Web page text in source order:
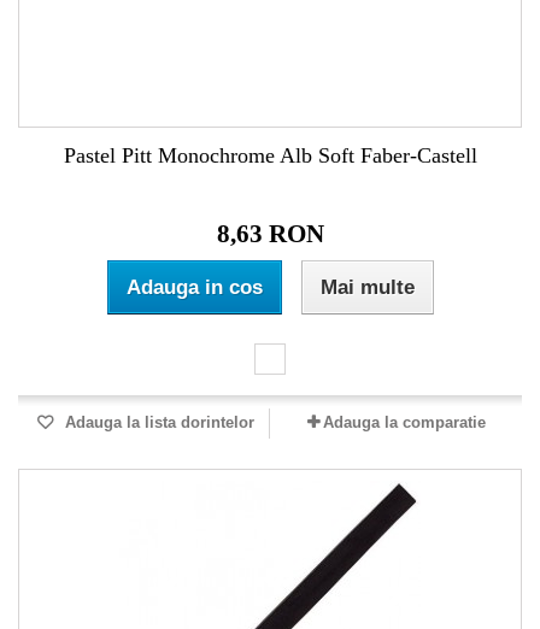
Pastel Pitt Monochrome Alb Soft Faber-Castell
8,63 RON
Adauga in cos Mai multe
Adauga la lista dorintelor Adauga la comparatie